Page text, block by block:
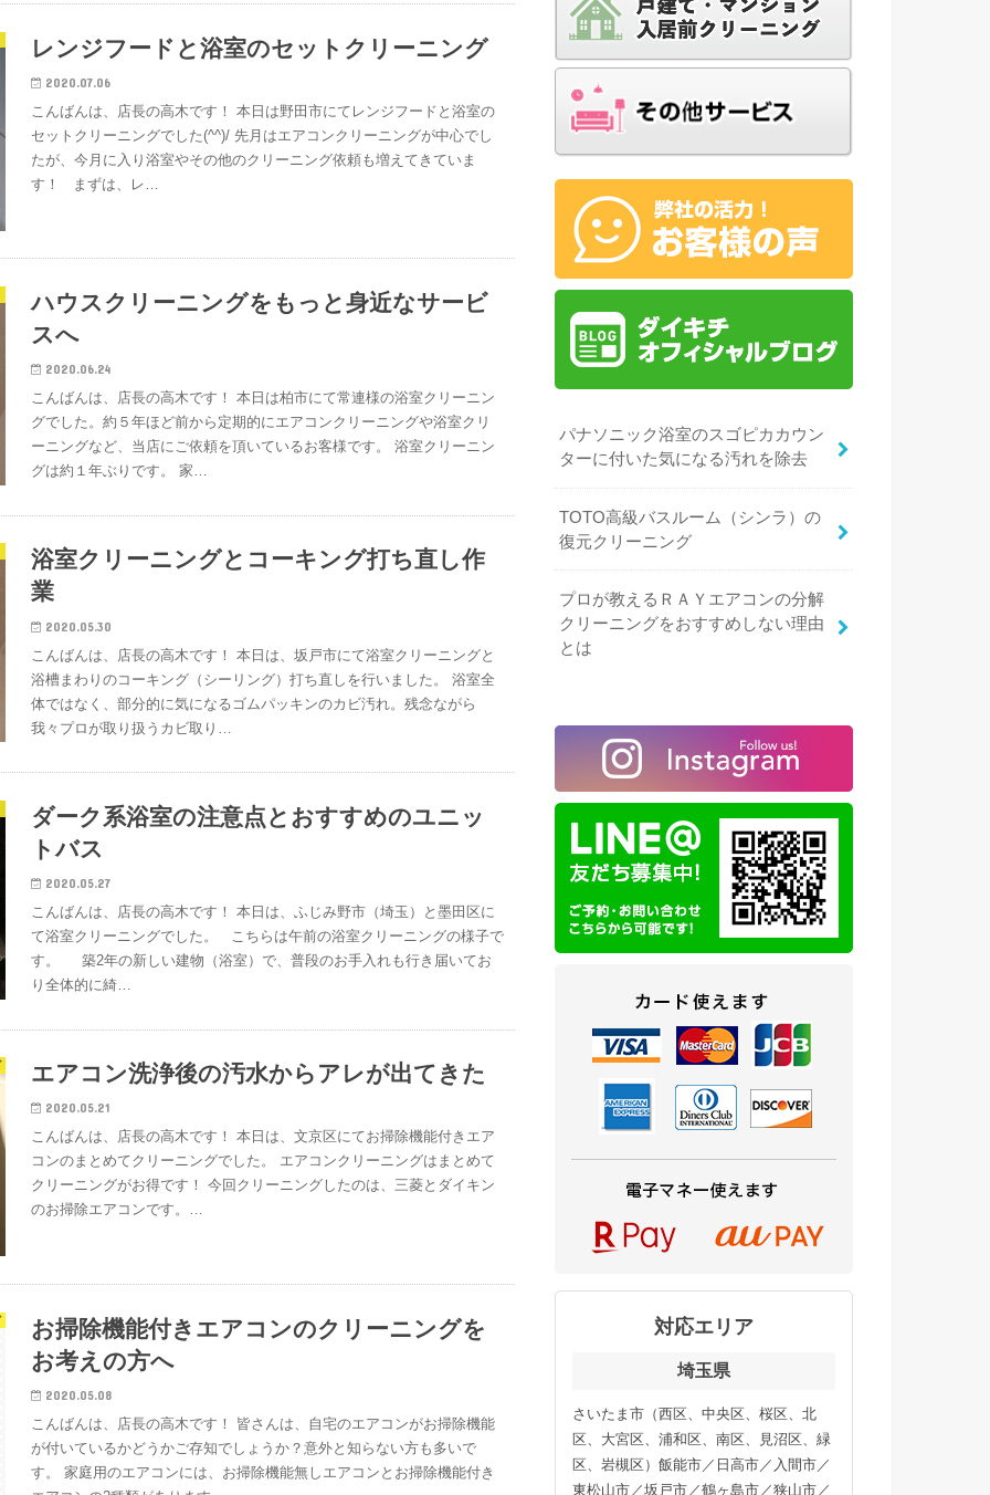
レンジフードと浴室のセットクリーニング
2020.07.06
こんばんは、店長の高木です！ 本日は野田市にてレンジフードと浴室の
セットクリーニングでした(^^)/ 先月はエアコンクリーニングが中心でし
たが、今月に入り浴室やその他のクリーニング依頼も増えてきていま
す！ まずは、レ…
ハウスクリーニングをもっと身近なサービ
スへ
2020.06.24
こんばんは、店長の高木です！ 本日は柏市にて常連様の浴室クリーニン
グでした。約５年ほど前から定期的にエアコンクリーニングや浴室クリ
ーニングなど、当店にご依頼を頂いているお客様です。 浴室クリーニン
グは約１年ぶりです。 家…
浴室クリーニングとコーキング打ち直し作
業
2020.05.30
こんばんは、店長の高木です！ 本日は、坂戸市にて浴室クリーニングと
浴槽まわりのコーキング（シーリング）打ち直しを行いました。 浴室全
体ではなく、部分的に気になるゴムパッキンのカビ汚れ。残念ながら
我々プロが取り扱うカビ取り…
ダーク系浴室の注意点とおすすめのユニッ
トバス
2020.05.27
こんばんは、店長の高木です！ 本日は、ふじみ野市（埼玉）と墨田区に
て浴室クリーニングでした。 こちらは午前の浴室クリーニングの様子で
す。 築2年の新しい建物（浴室）で、普段のお手入れも行き届いてお
り全体的に綺…
エアコン洗浄後の汚水からアレが出てきた
2020.05.21
こんばんは、店長の高木です！ 本日は、文京区にてお掃除機能付きエア
コンのまとめてクリーニングでした。 エアコンクリーニングはまとめて
クリーニングがお得です！ 今回クリーニングしたのは、三菱とダイキン
のお掃除エアコンです。…
お掃除機能付きエアコンのクリーニングを
お考えの方へ
2020.05.08
こんばんは、店長の高木です！ 皆さんは、自宅のエアコンがお掃除機能
が付いているかどうかご存知でしょうか？意外と知らない方も多いで
す。 家庭用のエアコンには、お掃除機能無しエアコンとお掃除機能付き
パナソニック浴室のスゴピカカウン
ターに付いた気になる汚れを除去
TOTO高級バスルーム（シンラ）の
復元クリーニング
プロが教えるＲＡＹエアコンの分解
クリーニングをおすすめしない理由
とは
対応エリア
埼玉県
さいたま市（西区、中央区、桜区、北
区、大宮区、浦和区、南区、見沼区、緑
区、岩槻区）飯能市／日高市／入間市／
東松山市／坂戸市／鶴ヶ島市／狭山市／